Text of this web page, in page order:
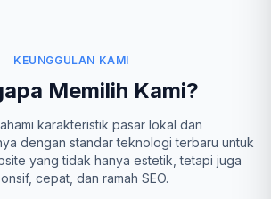
KEUNGGULAN KAMI
Memilih Kami?
karakteristik pasar lokal dan
dengan standar teknologi terbaru untuk
yang tidak hanya estetik, tetapi juga
cepat, dan ramah SEO.